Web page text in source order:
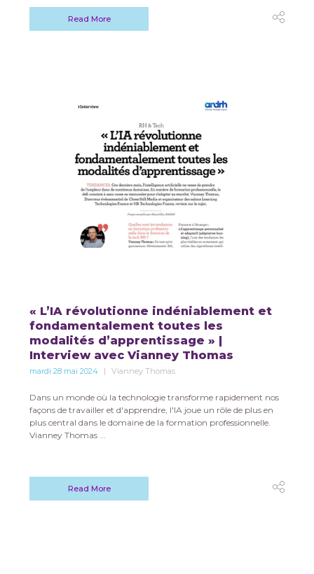
Read More
« L’IA révolutionne indéniablement et
fondamentalement toutes les
modalités d’apprentissage » |
Interview avec Vianney Thomas
mardi 28 mai 2024 Vianney Thomas
Dans un monde où la technologie transforme rapidement nos
façons de travailler et d'apprendre, l'IA joue un rôle de plus en
plus central dans le domaine de la formation professionnelle.
Vianney Thomas ...
Read More